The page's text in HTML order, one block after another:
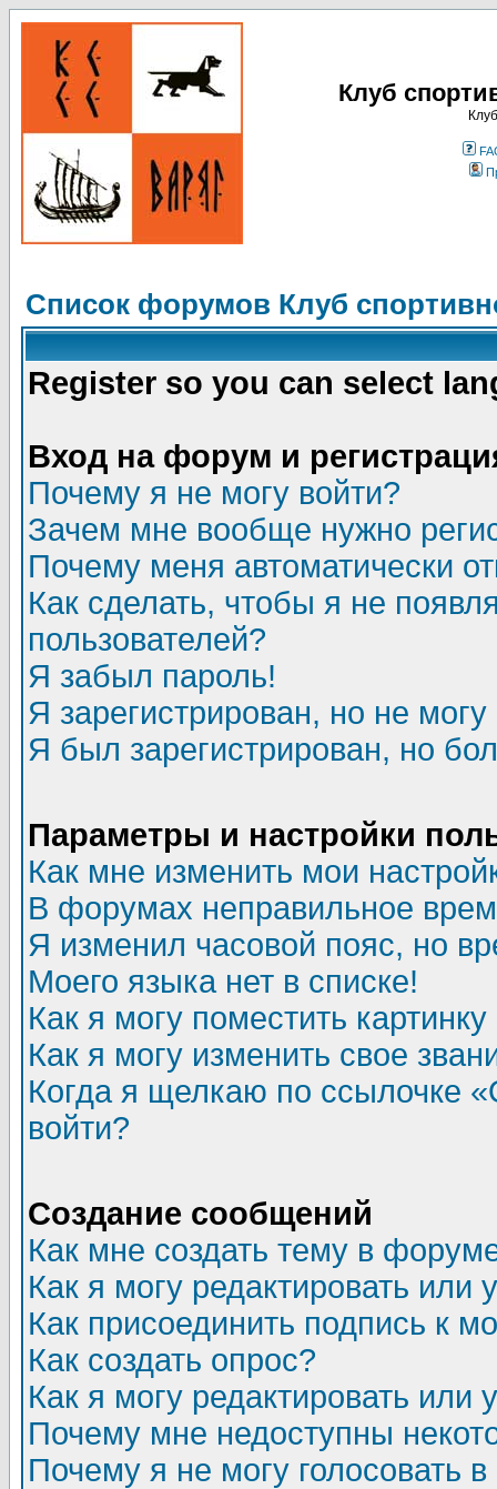
Клуб
Список форумов Клуб
Register so you can select
Вход на форум и
Почему я не могу войти?
Зачем мне вообще нужно
Почему меня автоматически
Как сделать, чтобы я не
пользователей?
Я забыл пароль!
Я зарегистрирован, но не могу
Я был зарегистрирован, но
Параметры и настройки
Как мне изменить мои
В форумах неправильное
Я изменил часовой пояс, но
Моего языка нет в списке!
Как я могу поместить
Как я могу изменить свое
Когда я щелкаю по ссылочке
войти?
Создание сообщений
Как мне создать тему в
Как я могу редактировать или
Как присоединить подпись к
Как создать опрос?
Как я могу редактировать или
Почему мне недоступны
Почему я не могу голосовать